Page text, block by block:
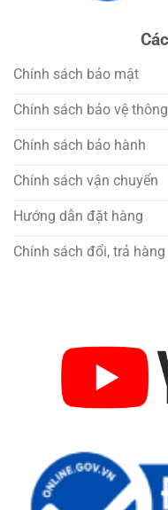
Chính sách bảo mật
Chính sách bảo vệ
Chính sách bảo hành
Chính sách vận chuyển
Hướng dẫn đặt hàng
Chính sách đổi, trả hàng